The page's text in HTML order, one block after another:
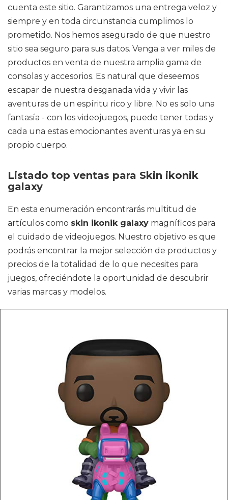
cuenta este sitio. Garantizamos una entrega veloz y
siempre y en toda circunstancia cumplimos lo
prometido. Nos hemos asegurado de que nuestro
sitio sea seguro para sus datos. Venga a ver miles de
productos en venta de nuestra amplia gama de
consolas y accesorios. Es natural que deseemos
escapar de nuestra desganada vida y vivir las
aventuras de un espíritu rico y libre. No es solo una
fantasía - con los videojuegos, puede tener todas y
cada una estas emocionantes aventuras ya en su
propio cuerpo.
Listado top ventas para Skin ikonik
galaxy
En esta enumeración encontrarás multitud de
artículos como skin ikonik galaxy magníficos para
el cuidado de videojuegos. Nuestro objetivo es que
podrás encontrar la mejor selección de productos y
precios de la totalidad de lo que necesites para
juegos, ofreciéndote la oportunidad de descubrir
varias marcas y modelos.